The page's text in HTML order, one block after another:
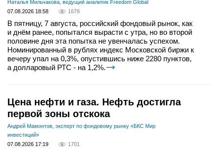
Наталья Мильчакова, ведущий аналитик Freedom Global
07.08.2026 18:58
1678
В пятницу, 7 августа, российский фондовый рынок, как
и днём ранее, попытался вырасти с утра, но во второй
половине дня эта попытка не увенчалась успехом.
Номинированный в рублях индекс Московской биржи к
вечеру упал на 0,3%, опустившись ниже 2280 пунктов,
а долларовый РТС - на 1,2%.
Цена нефти и газа. Нефть достигла
первой зоны отскока
Андрей Мамонтов, эксперт по фондовому рынку «БКС Мир
инвестиций»
07.08.2026 17:19
1701